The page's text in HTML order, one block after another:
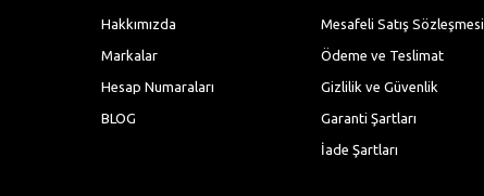
Hakkımızda
Markalar
Hesap Numaraları
BLOG
Mesafeli Satış Sözleşmesi
Ödeme ve Teslimat
Gizlilik ve Güvenlik
Garanti Şartları
İade Şartları